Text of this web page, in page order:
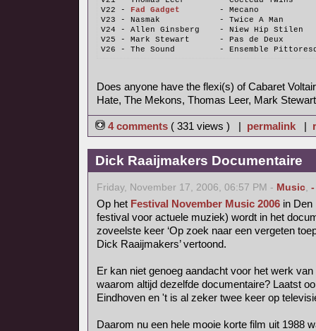
V22 -
Fad Gadget
        - Mecano
V23 - Nasmak            - Twice A Man
V24 - Allen Ginsberg    - Niew Hip Stilen
V25 - Mark Stewart      - Pas de Deux
V26 - The Sound         - Ensemble
Does anyone have the flexi(s) of Cabaret
Hate, The Mekons, Thomas Leer, Mark
4 comments ( 331 views ) | permalink|
Dick Raaijmakers Documentaire
Friday, November 17, 2006, 06:57 PM - Music, -
Op het Festival November Music 2006in Den
festival voor actuele muziek) wordt in het
zoveelste keer ‘Op zoek naar een vergeten
Dick Raaijmakers’ vertoond.
Er kan niet genoeg aandacht voor het werk
waarom altijd dezelfde documentaire? Laatst
Eindhoven en 't is al zeker twee keer op
Daarom nu een hele mooie korte film uit 1988